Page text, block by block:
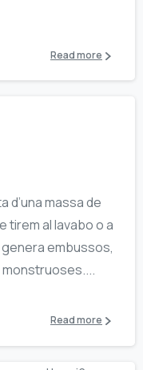
Read more
d’una massa de
tirem al lavabo o a
genera embussos,
Read more